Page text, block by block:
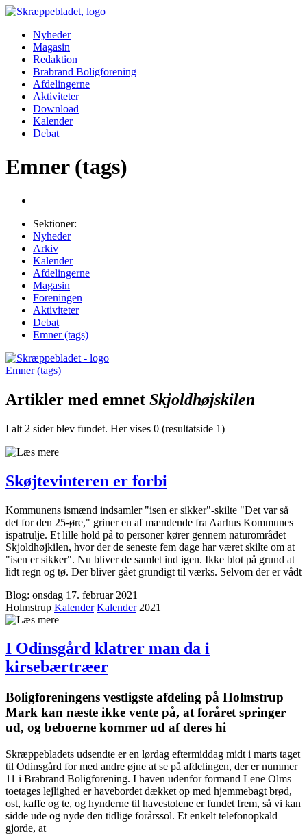
Nyheder
Magasin
Redaktion
Brabrand Boligforening
Afdelingerne
Aktiviteter
Download
Kalender
Debat
Emner (tags)
Sektioner:
Nyheder
Arkiv
Kalender
Afdelingerne
Magasin
Foreningen
Aktiviteter
Debat
Emner (tags)
Emner (tags)
Artikler med emnet Skjoldhøjskilen
I alt 2 sider blev fundet. Her vises 0 (resultatside 1)
Skøjtevinteren er forbi
Kommunens ismænd indsamler "isen er sikker"-skilte "Det var så
det for den 25-øre," griner en af mændende fra Aarhus Kommunes
ispatrulje. Et lille hold på to personer kører gennem naturområdet
Skjoldhøjkilen, hvor der de seneste fem dage har været skilte om at
"isen er sikker". Nu bliver de samlet ind igen. Ikke blot på grund at
lidt regn og tø. Der bliver gået grundigt til værks. Selvom der er vådt
Blog: onsdag 17. februar 2021
Holmstrup Kalender Kalender2021
I Odinsgård klatrer man da i
kirsebærtræer
Bolig­foreningens vestligste afdeling på Holmstrup
Mark kan næste ikke vente på, at foråret springer
ud, og beboerne kommer ud af deres hi
Skræppebladets udsendte er en lørdag eftermiddag midt i marts taget
til Odinsgård for med andre øjne at se på afdelingen, der er nummer
11 i Brabrand Boligforening. I haven udenfor formand Lene Olms
toetages lejlighed er havebordet dækket op med hjemmebagt brød,
ost, kaffe og te, og hynderne til havestolene er fundet frem, så vi kan
sidde ude og nyde den tidlige forårssol. Et enkelt telefonopkald
gjorde, at